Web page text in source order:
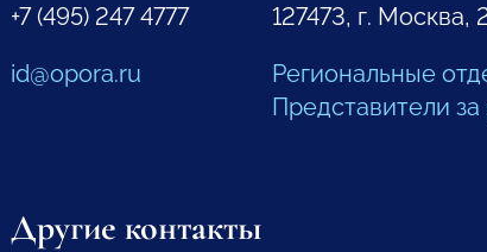
+7 (495) 247 4777
id@opora.ru
127473, г. Москва,
Региональные
Представители
Другие контакты